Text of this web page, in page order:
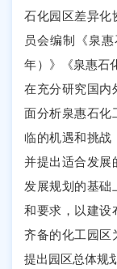
石化园区差异化
员会编制《泉
年）》《泉惠石
在充分研究国内
面分析泉惠石化
临的机遇和挑战
并提出适合发展
发展规划的基础
和要求，以建设
齐备的化工园区
提出园区总体规